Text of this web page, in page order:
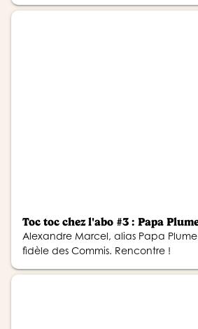
Toc toc chez l'abo #3 : Papa
Alexandre Marcel, alias Papa
fidèle des Commis. Rencontre !